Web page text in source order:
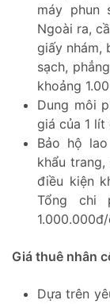
máy phun
Ngoài ra,
giấy nhám,
sạch,
khoảng
Dung môi
giá của 1 lít
Bảo hộ
khẩu
điều kiện
Tổng chi
Giá thuê nhân
Dựa trên